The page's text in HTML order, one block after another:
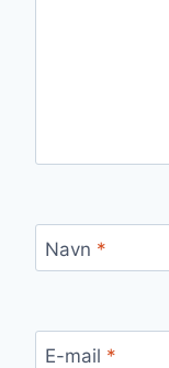
Navn *
E-mail *